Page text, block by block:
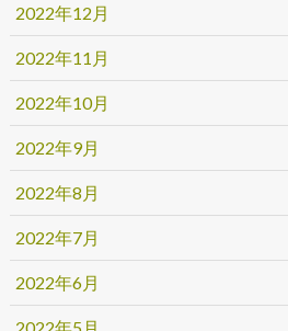
2022年12月
2022年11月
2022年10月
2022年9月
2022年8月
2022年7月
2022年6月
2022年5月